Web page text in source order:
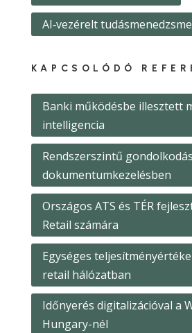
AI‑vezérelt
KAPCSOLÓDÓ
Banki működésbe illesztett
intelligencia
Rendszerszintű
dokumentumkezelésben
Országos ATS és TÉR
Retail számára
Egységes
retail hálózatban
Időnyerés digitalizációval a
Hungary-nél